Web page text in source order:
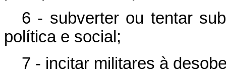
6 - subverter ou tentar
política e social;
7 - incitar militares à